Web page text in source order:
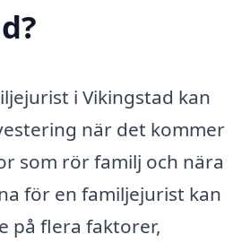
i Vikingstad kan
när det kommer
som rör familj och nära
för en familjejurist kan
på flera faktorer,